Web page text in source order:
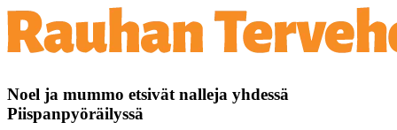
Noel ja mummo etsivät nalleja yhdessä
Piispanpyöräilyssä